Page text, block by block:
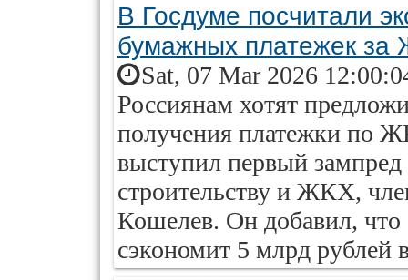
В Госдуме посчитали
бумажных платежек за
Sat, 07 Mar 2026
Россиянам хотят
получения платежки по
выступил первый
строительству и ЖКХ,
Кошелев. Он добавил, что
сэкономит 5 млрд рублей